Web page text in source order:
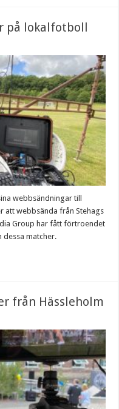
på lokalfotboll
webbsändningar till
att webbsända från Stehags
Group har fått förtroendet
dessa matcher.
från Hässleholm